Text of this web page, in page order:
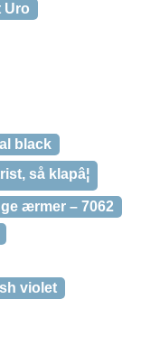
Uro
black
så klapâ¦
ærmer – 7062
violet